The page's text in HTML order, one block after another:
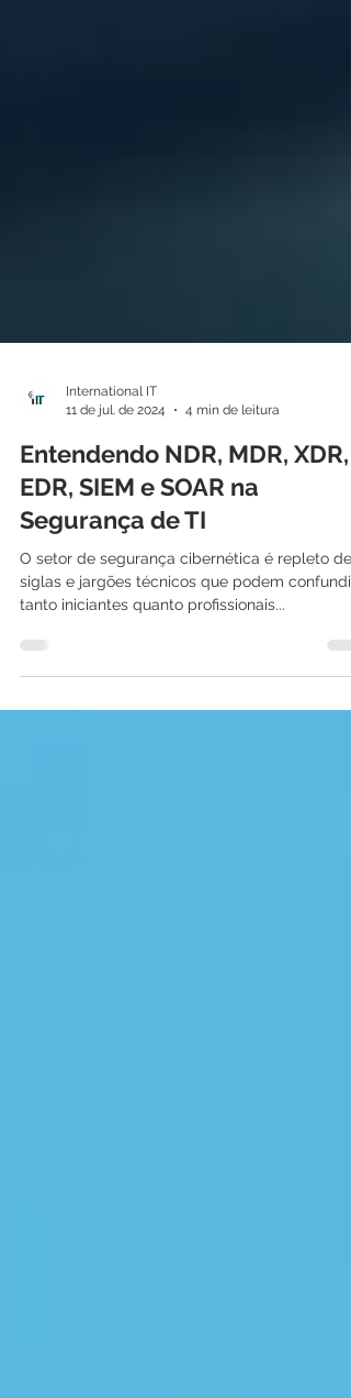
11 de jul. de 2024
4 min de leitura
Entendendo NDR, MDR, XDR,
EDR, SIEM e SOAR na
Segurança de TI
O setor de segurança cibernética é repleto de
tanto iniciantes quanto profissionais...